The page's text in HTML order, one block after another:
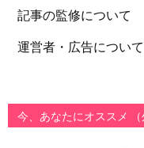
記事の監修について
運営者・広告について
今、あなたにオススメ （